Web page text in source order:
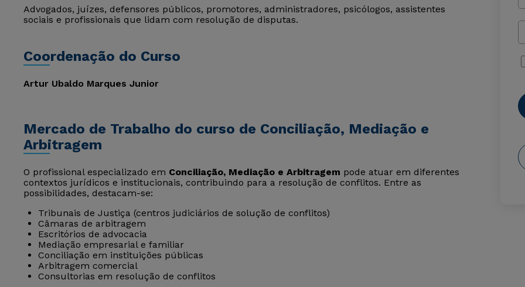
Advogados, juízes, defensores públicos, promotores, administradores, psicólogos, assistentes
sociais e profissionais que lidam com resolução de disputas.
Coordenação do Curso
Artur Ubaldo Marques Junior
Mercado de Trabalho do curso de Conciliação, Mediação e
Arbitragem
O profissional especializado em Conciliação, Mediação e Arbitragem pode atuar em diferentes
contextos jurídicos e institucionais, contribuindo para a resolução de conflitos. Entre as
possibilidades, destacam-se:
Tribunais de Justiça (centros judiciários de solução de conflitos)
Câmaras de arbitragem
Escritórios de advocacia
Mediação empresarial e familiar
Conciliação em instituições públicas
Arbitragem comercial
Consultorias em resolução de conflitos